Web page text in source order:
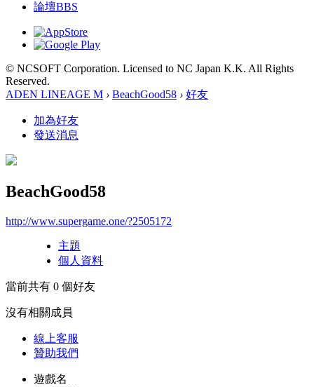
論壇BBS
© NCSOFT Corporation. Licensed to NC Japan K.K. All Rights
Reserved.
ADEN LINEAGE M › BeachGood58 › 好友
加為好友
發送消息
BeachGood58
http://www.supergame.one/?2505172
主題
個人資料
當前共有 0 個好友
沒有相關成員
線上客服
贊助我們
遊戲名